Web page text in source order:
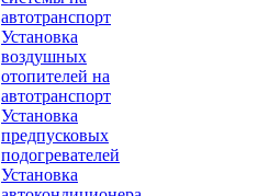
автотранспорт
Установка
воздушных
отопителей на
автотранспорт
Установка
предпусковых
подогревателей
Установка